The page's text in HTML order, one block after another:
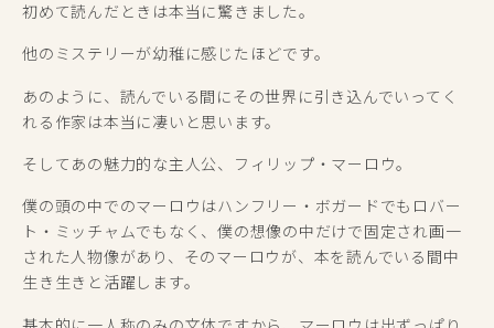
初めて読んだときは本当に驚きました。
他のミステリーが幼稚に感じたほどです。
あのように、読んでいる間にその世界に引き込んでいってく
れる作家は本当に凄いと思います。
そしてあの魅力的な主人公、フィリップ・マーロウ。
僕の頭の中でのマーロウはハンフリー・ボガードでもロバー
ト・ミッチャムでもなく、僕の想像の中だけで固定され画一
された人物像があり、そのマーロウが、本を読んでいる間中
生き生きと活躍します。